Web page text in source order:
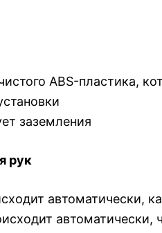
ABS-пластика,
заземления
рук
автоматически,
автоматически,